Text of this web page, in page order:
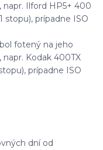
Ilford HP5+ 400
stopu), prípadne ISO
fotený na jeho
Kodak 400TX
prípadne ISO
dní od